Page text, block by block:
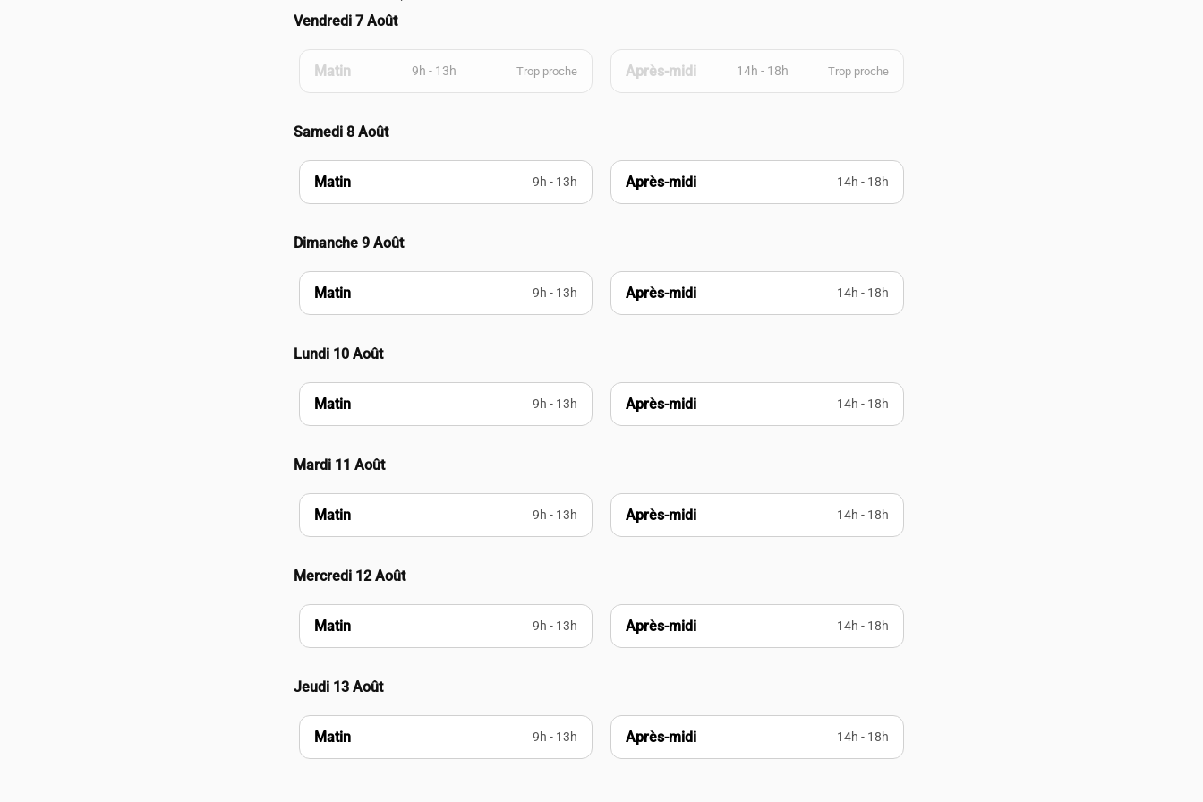
Vendredi 7 Août
Matin 9h - 13h Trop proche Après-midi 14h - 18h Trop proche
Samedi 8 Août
Matin 9h - 13h Après-midi 14h - 18h
Dimanche 9 Août
Matin 9h - 13h Après-midi 14h - 18h
Lundi 10 Août
Matin 9h - 13h Après-midi 14h - 18h
Mardi 11 Août
Matin 9h - 13h Après-midi 14h - 18h
Mercredi 12 Août
Matin 9h - 13h Après-midi 14h - 18h
Jeudi 13 Août
Matin 9h - 13h Après-midi 14h - 18h